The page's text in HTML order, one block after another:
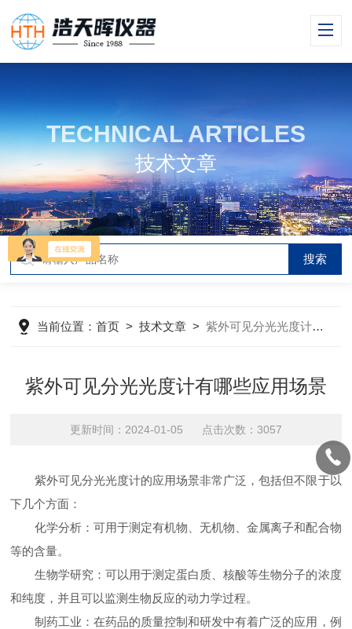
TECHNICAL ARTICLES
技术文章
当前位置：首页 >技术文章 >紫外可见分光光度计有哪些应用场景
紫外可见分光光度计有哪些应用场景
更新时间：2024-01-05 点击次数：3057
紫外可见分光光度计的应用场景非常广泛，包括但不限于以
下几个方面：
化学分析：可用于测定有机物、无机物、金属离子和配合物
等的含量。
生物学研究：可以用于测定蛋白质、核酸等生物分子的浓度
和纯度，并且可以监测生物反应的动力学过程。
制药工业：在药品的质量控制和研发中有着广泛的应用，例